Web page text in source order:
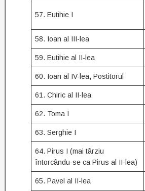
57. Eutihie I
58. Ioan al III-lea
59. Eutihie al II-lea
60. Ioan al IV-lea, Postitorul
61. Chiric al II-lea
62. Toma I
63. Serghie I
64. Pirus I (mai târziu
întorcându-se ca Pirus al II-lea)
65. Pavel al II-lea